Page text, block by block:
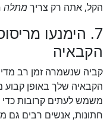
הקל, אתה רק צריך מתלה
7. הימנעו
הקבאיה
קביה שנשמרה זמן רב מדי
הקבאיה שלך באופן קבוע
משמש לעתים קרובות
חתונות, אנשים רבים גם